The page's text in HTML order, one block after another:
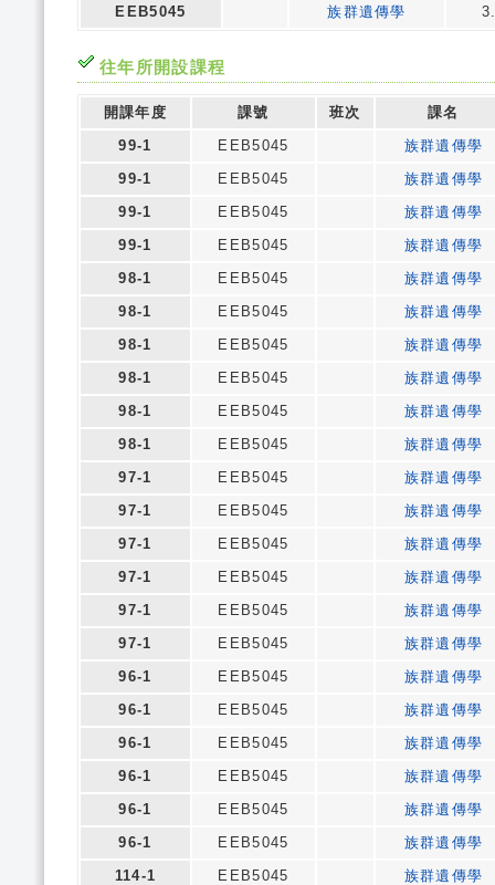
EEB5045
族群遺傳學
往年所開設課程
開課年度 課號 班次
課名
99-1
EEB5045
族群遺傳學
99-1
EEB5045
族群遺傳學
99-1
EEB5045
族群遺傳學
99-1
EEB5045
族群遺傳學
98-1
EEB5045
族群遺傳學
98-1
EEB5045
族群遺傳學
98-1
EEB5045
族群遺傳學
98-1
EEB5045
族群遺傳學
98-1
EEB5045
族群遺傳學
98-1
EEB5045
族群遺傳學
97-1
EEB5045
族群遺傳學
97-1
EEB5045
族群遺傳學
97-1
EEB5045
族群遺傳學
97-1
EEB5045
族群遺傳學
97-1
EEB5045
族群遺傳學
97-1
EEB5045
族群遺傳學
96-1
EEB5045
族群遺傳學
96-1
EEB5045
族群遺傳學
96-1
EEB5045
族群遺傳學
96-1
EEB5045
族群遺傳學
96-1
EEB5045
族群遺傳學
96-1
EEB5045
族群遺傳學
114-1
EEB5045
族群遺傳學